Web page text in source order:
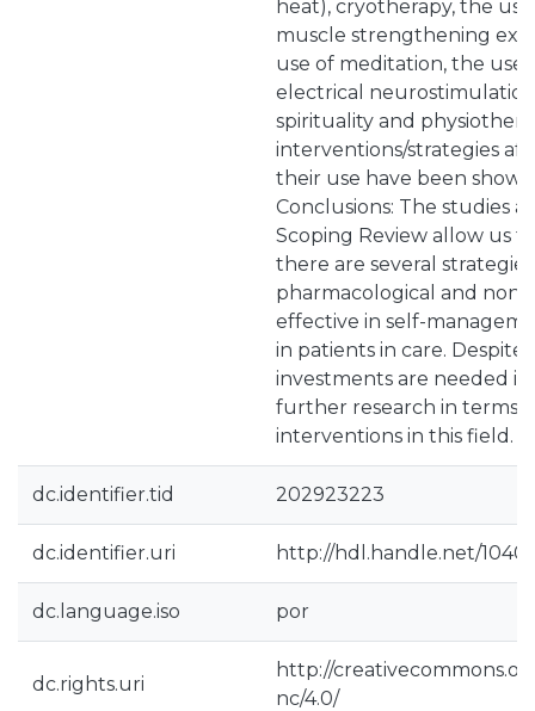
heat), cryotherapy, the
muscle strengthening
use of meditation, the use
electrical
spirituality and
interventions/strategies
their use have been
Conclusions: The studies
Scoping Review allow us
there are several
pharmacological and
effective in self-
in patients in care. Despite
investments are needed
further research in terms
interventions in this field.
dc.identifier.tid 202923223
dc.identifier.uri http://hdl.handle.net/
dc.language.iso por
dc.rights.uri
http://
nc/4.0/